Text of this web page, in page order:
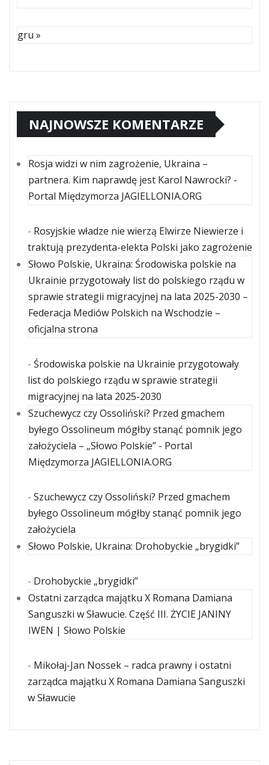
gru »
NAJNOWSZE KOMENTARZE
Rosja widzi w nim zagrożenie, Ukraina –
partnera. Kim naprawdę jest Karol Nawrocki? -
Portal Międzymorza JAGIELLONIA.ORG
- Rosyjskie władze nie wierzą Elwirze Niewierze i
traktują prezydenta-elekta Polski jako zagrożenie
Słowo Polskie, Ukraina: Środowiska polskie na
Ukrainie przygotowały list do polskiego rządu w
sprawie strategii migracyjnej na lata 2025-2030 –
Federacja Mediów Polskich na Wschodzie –
oficjalna strona
- Środowiska polskie na Ukrainie przygotowały
list do polskiego rządu w sprawie strategii
migracyjnej na lata 2025-2030
Szuchewycz czy Ossoliński? Przed gmachem
byłego Ossolineum mógłby stanąć pomnik jego
założyciela – „Słowo Polskie” - Portal
Międzymorza JAGIELLONIA.ORG
- Szuchewycz czy Ossoliński? Przed gmachem
byłego Ossolineum mógłby stanąć pomnik jego
założyciela
Słowo Polskie, Ukraina: Drohobyckie „brygidki”
- Drohobyckie „brygidki”
Ostatni zarządca majątku X Romana Damiana
Sanguszki w Sławucie. Część III. ŻYCIE JANINY
IWEN | Słowo Polskie
- Mikołaj-Jan Nossek – radca prawny i ostatni
zarządca majątku X Romana Damiana Sanguszki
w Sławucie